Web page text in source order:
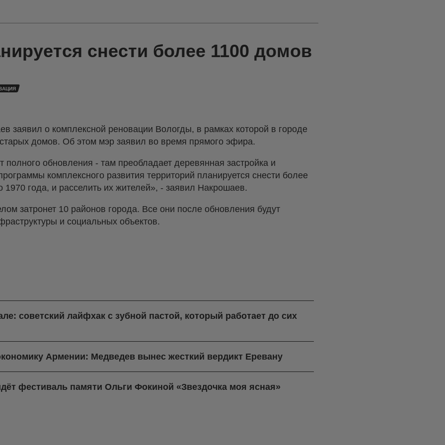
снести более 1100 домов
заявил о комплексной реновации Вологды, в рамках которой в городе
домов. Об этом мэр заявил во время прямого эфира.
обновления - там преобладает деревянная застройка и
комплексного развития территорий планируется снести более
года, и расселить их жителей», - заявил Накрошаев.
затронет 10 районов города. Все они после обновления будут
и социальных объектов.
советский лайфхак с зубной пастой, который работает до сих
Армении: Медведев вынес жесткий вердикт Еревану
фестиваль памяти Ольги Фокиной «Звездочка моя ясная»